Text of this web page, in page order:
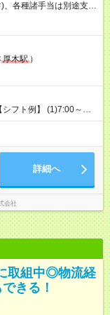
各種諸手当は別途支
決定します。 【試
厚木駅 ）
フト例】 (1)7:00～
～23:00
詳細へ
会社
取組中◎物流経
きる！